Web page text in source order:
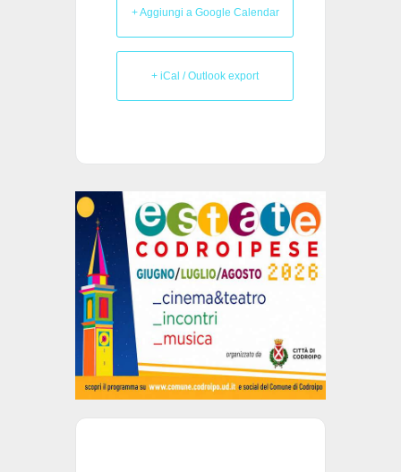
+ Aggiungi a Google Calendar
+ iCal / Outlook export